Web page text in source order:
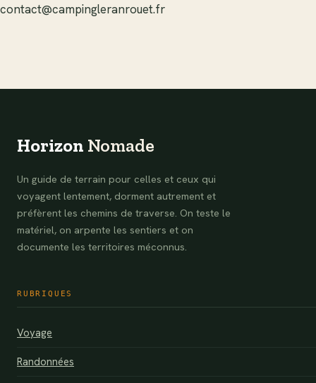
contact@campingleranrouet.fr
Horizon Nomade
Un guide de terrain pour celles et ceux qui
voyagent lentement, dorment autrement et
préfèrent les chemins de traverse. On teste le
matériel, on arpente les sentiers et on
documente les territoires méconnus.
RUBRIQUES
Voyage
Randonnées